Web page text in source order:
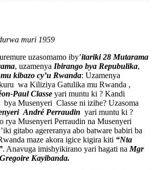
muri 1959
uzasomamo iby’itariki 28 Mutarama
, uzamenya Ibirango bya Repubulika,
kibazo cy’u Rwanda: Uzamenya
wa Kiliziya Gatulika mu Rwanda ,
Paul Classe yari muntu ki ? Kandi
bya Musenyeri Classe ni izihe? Uzasoma
André Perraudin yari muntu ki ?
rya Musenyeri Perraudin na Musenyeri
gitabo agereranya abo batware babiri ba
maze akora igice kigira kiti “Nta
. Anavuga imishyikirano yari hagati na Mgr
Kayibanda.